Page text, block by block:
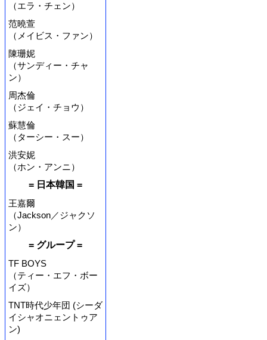
（エラ・チェン）
范曉萱
（メイビス・ファン）
陳珊妮
（サンディー・チャ
ン）
周杰倫
（ジェイ・チョウ）
蘇慧倫
（ターシー・スー）
洪安妮
（ホン・アンニ）
= 日本韓国 =
王嘉爾
（Jackson／ジャクソ
ン）
= グループ =
TF BOYS
（ティー・エフ・ボー
イズ）
TNT時代少年団 (シーダ
イシャオニェントゥア
ン)